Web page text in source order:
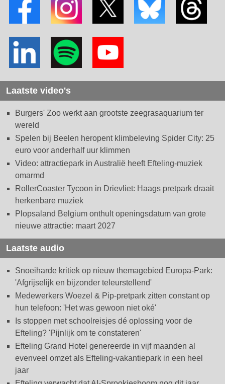
Laatste video's
Burgers' Zoo werkt aan grootste zeegrasaquarium ter
wereld
Spelen bij Beelen heropent klimbeleving Spider City: 25
euro voor anderhalf uur klimmen
Video: attractiepark in Australië heeft Efteling-muziek
omarmd
RollerCoaster Tycoon in Drievliet: Haags pretpark draait
herkenbare muziek
Plopsaland Belgium onthult openingsdatum van grote
nieuwe attractie: maart 2027
Laatste audio
Snoeiharde kritiek op nieuw themagebied Europa-Park:
'Afgrijselijk en bijzonder teleurstellend'
Medewerkers Woezel & Pip-pretpark zitten constant op
hun telefoon: 'Het was gewoon niet oké'
Is stoppen met schoolreisjes dé oplossing voor de
Efteling? 'Pijnlijk om te constateren'
Efteling Grand Hotel genereerde in vijf maanden al
evenveel omzet als Efteling-vakantiepark in een heel
jaar